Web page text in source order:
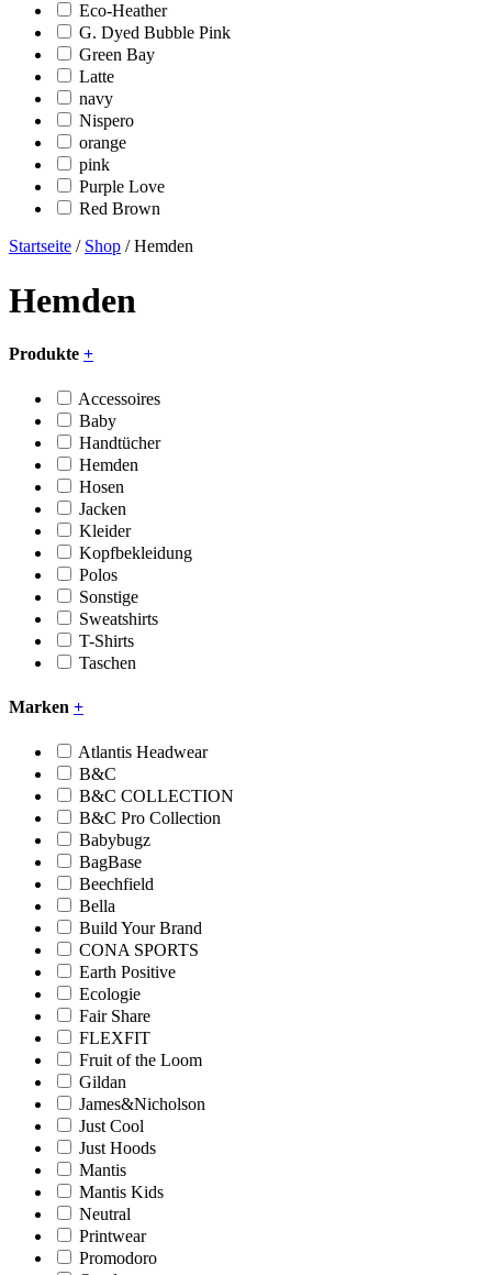
Eco-Heather
G. Dyed Bubble Pink
Green Bay
Latte
navy
Nispero
orange
pink
Purple Love
Red Brown
Startseite / Shop / Hemden
Hemden
Produkte +
Accessoires
Baby
Handtücher
Hemden
Hosen
Jacken
Kleider
Kopfbekleidung
Polos
Sonstige
Sweatshirts
T-Shirts
Taschen
Marken +
Atlantis Headwear
B&C
B&C COLLECTION
B&C Pro Collection
Babybugz
BagBase
Beechfield
Bella
Build Your Brand
CONA SPORTS
Earth Positive
Ecologie
Fair Share
FLEXFIT
Fruit of the Loom
Gildan
James&Nicholson
Just Cool
Just Hoods
Mantis
Mantis Kids
Neutral
Printwear
Promodoro